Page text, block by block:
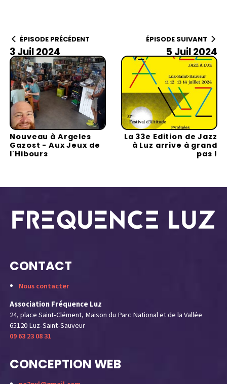
ÉPISODE PRÉCÉDENT
3 Juil 2024
Nouveau à Argeles
Gazost - Aux Jeux de
l'Hibours
ÉPISODE SUIVANT
5 Juil 2024
La 33e Edition de Jazz
à Luz arrive à grand
pas !
CONTACT
Nous contacter
Association Fréquence Luz
24, place Saint-Clément, Maison du Parc National et de la Vallée
65120 Luz-Saint-Sauveur
09 63 23 08 31
CONCEPTION WEB